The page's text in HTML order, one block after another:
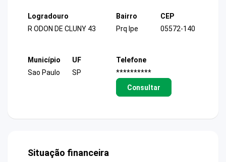
Logradouro
R ODON DE CLUNY 43
Bairro
Prq Ipe
CEP
05572-140
Município
Sao Paulo
UF
SP
Telefone
**********
Consultar
Situação financeira